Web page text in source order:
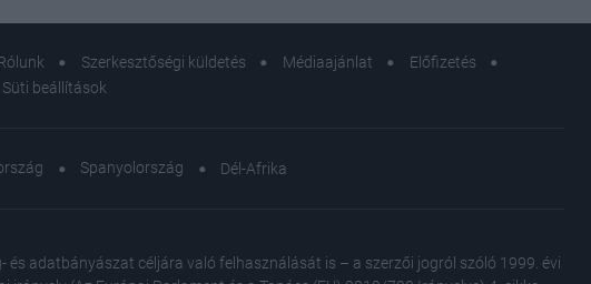
Szerkesztőségi küldetés Médiaajánlat
Előfizetés
Süti beállítások
Spanyolország Dél-Afrika
adatbányászat céljára való felhasználását is – a szerzői jogról szóló 1999. évi